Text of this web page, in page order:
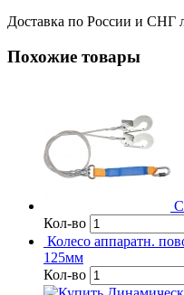
Доставка по России и СНГ
Похожие товары
Кол-во
Колесо аппаратн.
125мм
Кол-во